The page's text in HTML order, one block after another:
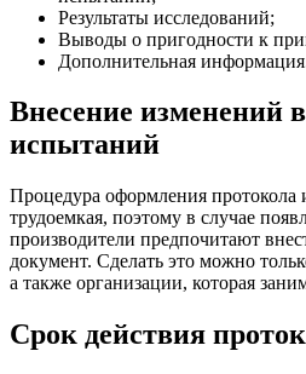
Результаты исследований;
Выводы о пригодности к
Дополнительная
Внесение изменений
испытаний
Процедура оформления протокола
трудоемкая, поэтому в случае
производители предпочитают
документ. Сделать это можно
а также организации, которая
Срок действия